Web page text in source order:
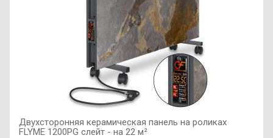
Двухсторонняя керамическая панель на роликах
FLYME 1200PG слейт - на 22 м²